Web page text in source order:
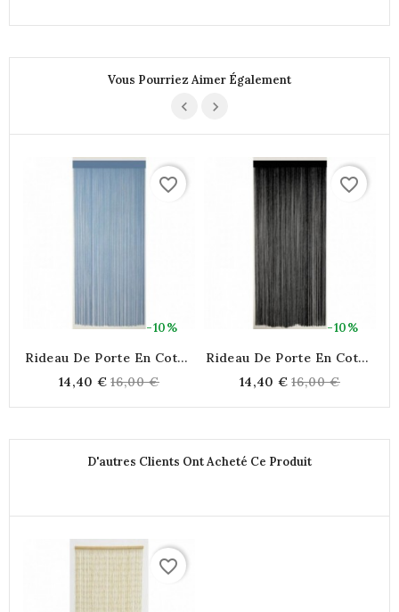
Vous Pourriez Aimer Également
-10%
favorite_border
Rideau De Porte En Coton
14,40 € Regular
price
16,00 €
-10%
favorite_border
Rideau De Porte En Coton
14,40 € Regular
price
16,00 €
D'autres Clients Ont Acheté Ce Produit
favorite_border